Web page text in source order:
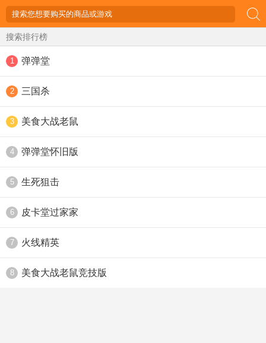
搜索排行榜
1 弹弹堂
2 三国杀
3 美食大战老鼠
4 弹弹堂怀旧版
5 生死狙击
6 皮卡堂过家家
7 火线精英
8 美食大战老鼠竞技版